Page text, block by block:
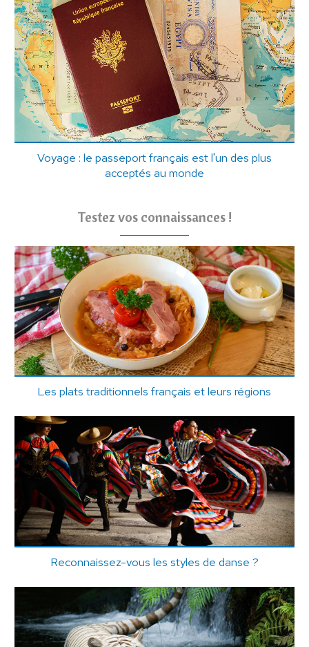
Voyage : le passeport français est l'un des plus
acceptés au monde
Testez vos connaissances !
Les plats traditionnels français et leurs régions
Reconnaissez-vous les styles de danse ?